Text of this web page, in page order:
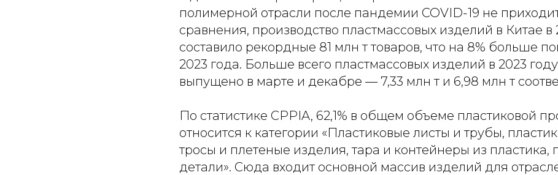
полимерной отрасли после пандемии COVID-19 не
сравнения, производство пластмассовых изделий в Китае в
составило рекордные 81 млн т товаров, что на 8% больше
2023 года. Больше всего пластмассовых изделий в 2023
выпущено в марте и декабре — 7,33 млн т и 6,98 млн т
По статистике CPPIA, 62,1% в общем объеме пластиковой
относится к категории «Пластиковые листы и трубы,
тросы и плетеные изделия, тара и контейнеры из пластика,
детали». Сюда входит основной массив изделий для